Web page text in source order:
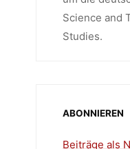
Science and
Studies.
ABONNIEREN
Beiträge als